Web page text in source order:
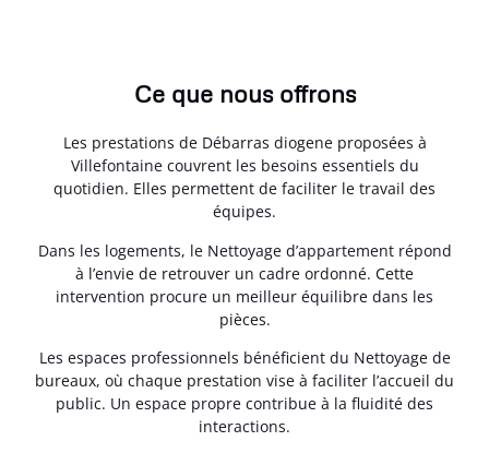
Ce que nous offrons
Les prestations de Débarras diogene proposées à
Villefontaine couvrent les besoins essentiels du
quotidien. Elles permettent de faciliter le travail des
équipes.
Dans les logements, le Nettoyage d’appartement répond
à l’envie de retrouver un cadre ordonné. Cette
intervention procure un meilleur équilibre dans les
pièces.
Les espaces professionnels bénéficient du Nettoyage de
bureaux, où chaque prestation vise à faciliter l’accueil du
public. Un espace propre contribue à la fluidité des
interactions.